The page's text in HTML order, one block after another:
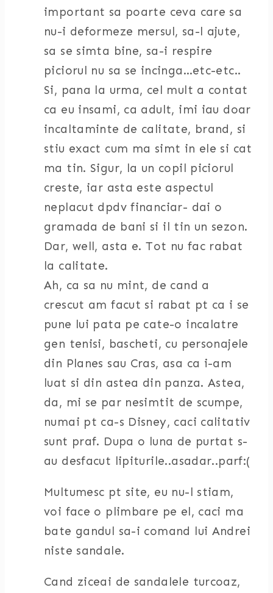
important sa poarte ceva care sa
nu-i deformeze mersul, sa-l ajute,
sa se simta bine, sa-i respire
piciorul nu sa se incinga…etc-etc..
Si, pana la urma, cel mult a contat
ca eu insami, ca adult, imi iau doar
incaltaminte de calitate, brand, si
stiu exact cum ma simt in ele si cat
ma tin. Sigur, la un copil piciorul
creste, iar asta este aspectul
neplacut dpdv financiar- dai o
gramada de bani si il tin un sezon.
Dar, well, asta e. Tot nu fac rabat
la calitate.
Ah, ca sa nu mint, de cand a
crescut am facut si rabat pt ca i se
pune lui pata pe cate-o incalatre
gen tenisi, bascheti, cu personajele
din Planes sau Cras, asa ca i-am
luat si din astea din panza. Astea,
da, mi se par nesimtit de scumpe,
numai pt ca-s Disney, caci calitativ
sunt praf. Dupa o luna de purtat s-
au desfacut lipiturile..asadar..parf:(
Multumesc pt site, eu nu-l stiam,
voi face o plimbare pe el, caci ma
bate gandul sa-i comand lui Andrei
niste sandale.
Cand ziceai de sandalele turcoaz,